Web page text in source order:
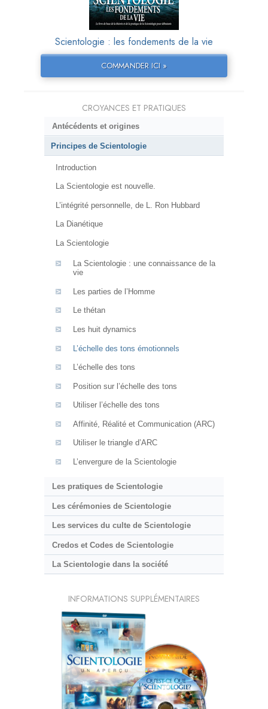
Scientologie : les fondements de la vie
COMMANDER ICI »
CROYANCES ET PRATIQUES
Antécédents et origines
Principes de Scientologie
Introduction
La Scientologie est nouvelle.
L’intégrité personnelle, de L. Ron Hubbard
La Dianétique
La Scientologie
La Scientologie : une connaissance de la
vie
Les parties de l’Homme
Le thétan
Les huit dynamics
L’échelle des tons émotionnels
L’échelle des tons
Position sur l’échelle des tons
Utiliser l’échelle des tons
Affinité, Réalité et Communication (ARC)
Utiliser le triangle d’ARC
L’envergure de la Scientologie
Les pratiques de Scientologie
Les cérémonies de Scientologie
Les services du culte de Scientologie
Credos et Codes de Scientologie
La Scientologie dans la société
INFORMATIONS SUPPLÉMENTAIRES